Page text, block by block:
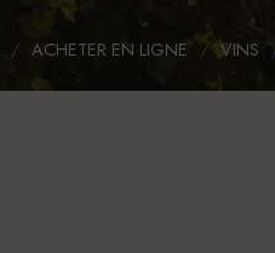
/ ACHETER EN LIGNE / VINS